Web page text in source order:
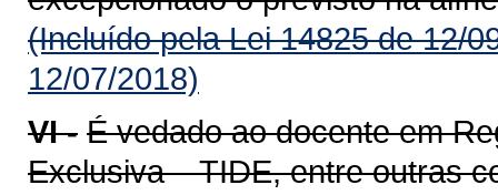
(Incluído pela Lei 14825 de 12/
12/07/2018)
VI - É vedado ao docente em
Exclusiva – TIDE, entre outras